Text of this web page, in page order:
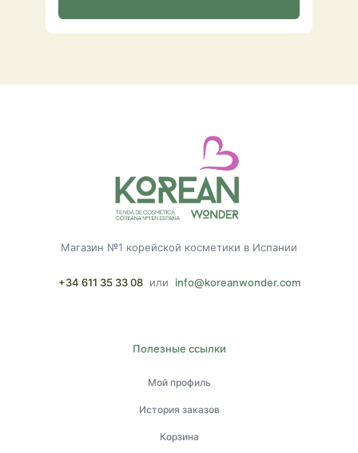
Магазин №1 корейской косметики в Испании
+34 611 35 33 08 или info@koreanwonder.com
Полезные ссылки
Мой профиль
История заказов
Корзина